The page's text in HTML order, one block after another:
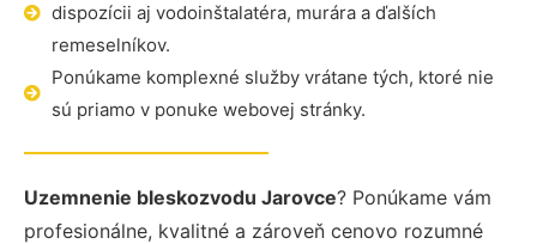
dispozícii aj vodoinštalatéra, murára a ďalších
remeselníkov.
Ponúkame komplexné služby vrátane tých, ktoré nie
sú priamo v ponuke webovej stránky.
Uzemnenie bleskozvodu Jarovce? Ponúkame vám
profesionálne, kvalitné a zároveň cenovo rozumné